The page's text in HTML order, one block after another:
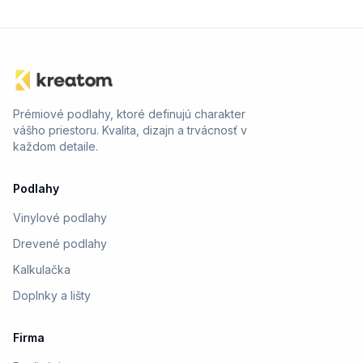
Prémiové podlahy, ktoré definujú charakter
vášho priestoru. Kvalita, dizajn a trvácnosť v
každom detaile.
Podlahy
Vinylové podlahy
Drevené podlahy
Kalkulačka
Doplnky a lišty
Firma